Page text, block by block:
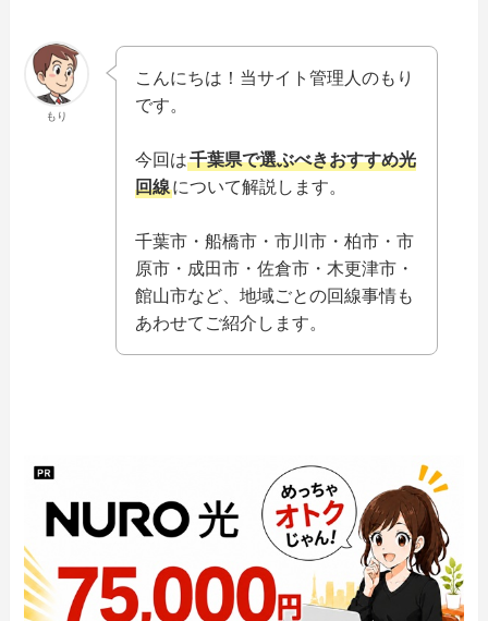
もり
こんにちは！当サイト管理人のもり
です。
今回は千葉県で選ぶべきおすすめ光
回線について解説します。
千葉市・船橋市・市川市・柏市・市
原市・成田市・佐倉市・木更津市・
館山市など、地域ごとの回線事情も
あわせてご紹介します。